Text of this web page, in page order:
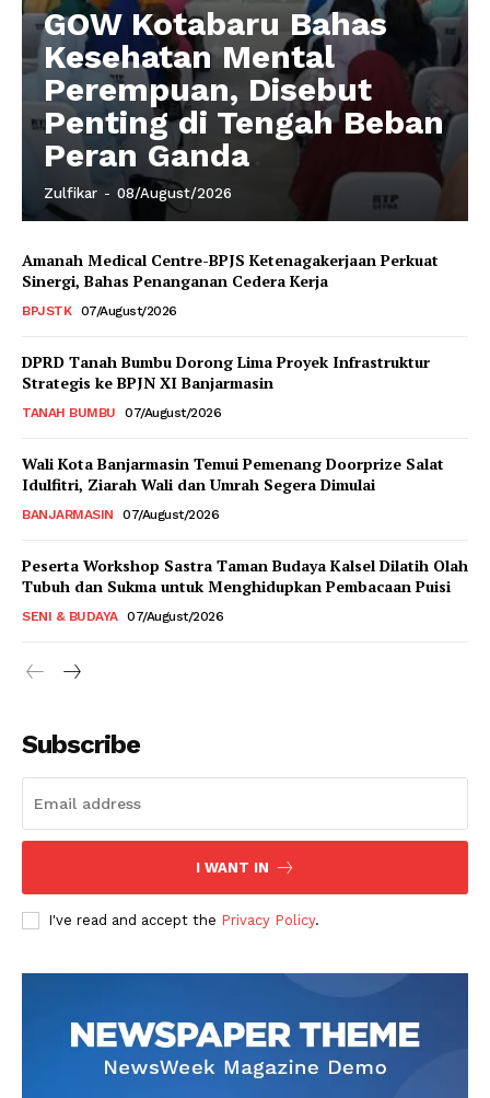
GOW Kotabaru Bahas
Kesehatan Mental
Perempuan, Disebut
Penting di Tengah Beban
Peran Ganda
Zulfikar - 08/August/2026
Amanah Medical Centre-BPJS Ketenagakerjaan Perkuat
Sinergi, Bahas Penanganan Cedera Kerja
BPJSTK 07/August/2026
DPRD Tanah Bumbu Dorong Lima Proyek Infrastruktur
Strategis ke BPJN XI Banjarmasin
TANAH BUMBU 07/August/2026
Wali Kota Banjarmasin Temui Pemenang Doorprize Salat
Idulfitri, Ziarah Wali dan Umrah Segera Dimulai
BANJARMASIN 07/August/2026
Peserta Workshop Sastra Taman Budaya Kalsel Dilatih Olah
Tubuh dan Sukma untuk Menghidupkan Pembacaan Puisi
SENI & BUDAYA 07/August/2026
Subscribe
I WANT IN
I've read and accept the Privacy Policy.